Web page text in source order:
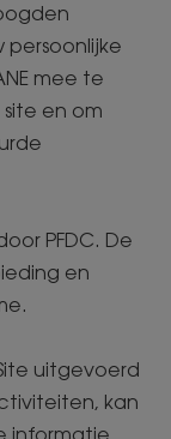
mee te
en om
PFDC. De
en
uitgevoerd
kan